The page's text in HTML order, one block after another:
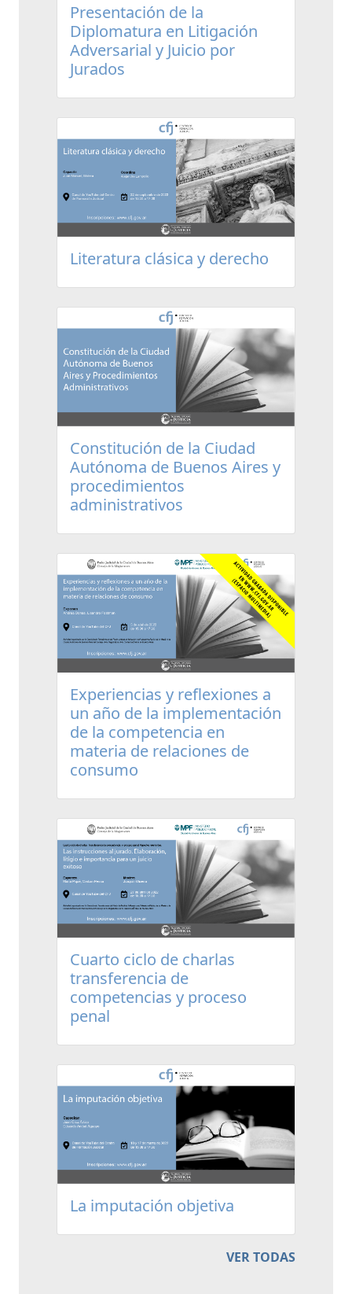
Presentación de la
Diplomatura en Litigación
Adversarial y Juicio por
Jurados
Literatura clásica y derecho
Constitución de la Ciudad
Autónoma de Buenos Aires y
procedimientos
administrativos
Experiencias y reflexiones a
un año de la implementación
de la competencia en
materia de relaciones de
consumo
Cuarto ciclo de charlas
transferencia de
competencias y proceso
penal
La imputación objetiva
VER TODAS